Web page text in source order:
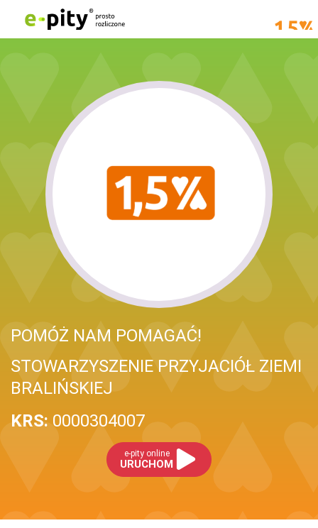
POMÓŻ NAM POMAGAĆ!
STOWARZYSZENIE PRZYJACIÓŁ ZIEMI
BRALIŃSKIEJ
KRS: 0000304007
e-pity online
URUCHOM